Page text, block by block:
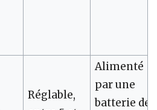
Réglable,
Alimenté
par une
batterie de